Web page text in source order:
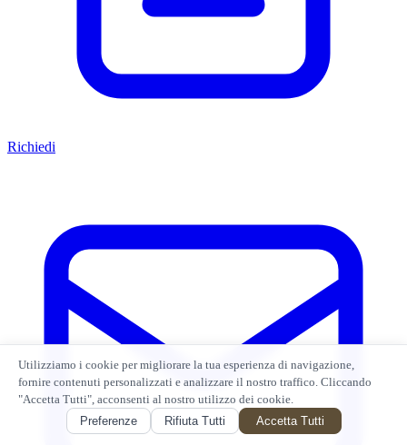
Richiedi
Utilizziamo i cookie per migliorare la tua esperienza di navigazione,
fornire contenuti personalizzati e analizzare il nostro traffico. Cliccando
"Accetta Tutti", acconsenti al nostro utilizzo dei cookie.
Preferenze
Rifiuta Tutti Accetta Tutti